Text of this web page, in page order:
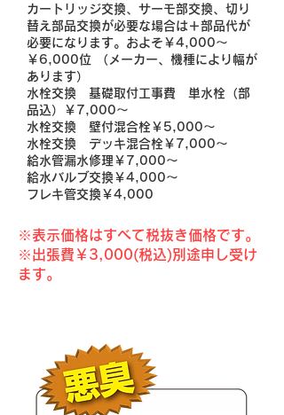
カートリッジ交換、サーモ部交換、切り
替え部品交換が必要な場合は＋部品代が
必要になります。およそ￥4,000～
￥6,000位 （メーカー、機種により幅が
あります）
水栓交換 基礎取付工事費 単水栓（部
品込）￥7,000～
水栓交換 壁付混合栓￥5,000～
水栓交換 デッキ混合栓￥7,000～
給水管漏水修理￥7,000～
給水バルブ交換￥4,000～
フレキ管交換￥4,000
※表示価格はすべて税抜き価格です。​​
※出張費￥3,000(税込)別途申し受け
ます。